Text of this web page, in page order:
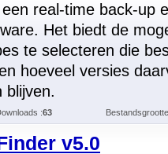
real-time back-up
Het biedt de
te selecteren die
hoeveel versies
blijven.
:63
v5.0